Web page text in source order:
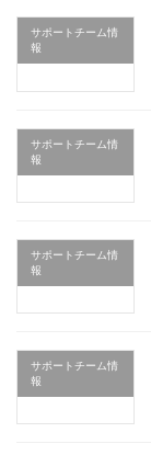
サポートチーム情
報
サポートチーム情
報
サポートチーム情
報
サポートチーム情
報